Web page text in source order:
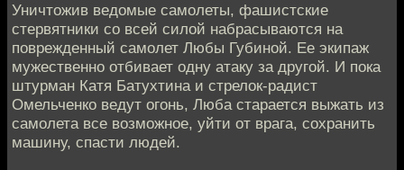
Уничтожив ведомые самолеты, фашистские
стервятники со всей силой набрасываются на
поврежденный самолет Любы Губиной. Ее экипаж
мужественно отбивает одну атаку за другой. И пока
штурман Катя Батухтина и стрелок-радист
Омельченко ведут огонь, Люба старается выжать из
самолета все возможное, уйти от врага, сохранить
машину, спасти людей.